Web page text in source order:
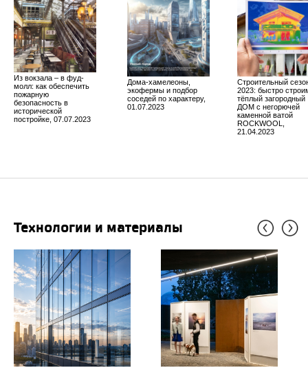
Из вокзала – в фуд-
молл: как обеспечить
пожарную
безопасность в
исторической
постройке, 07.07.2023
Дома-хамелеоны,
экофермы и подбор
соседей по характеру,
01.07.2023
Строительный
2023: быстро
тёплый загородный
ДОМ с негорючей
каменной ватой
ROCKWOOL,
21.04.2023
Технологии и материалы